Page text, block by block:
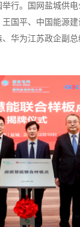
行。国网盐城供
国平、中国能源
华为江苏政企副